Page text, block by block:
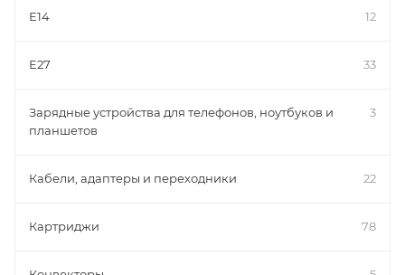
Е14 12
Е27 33
Зарядные устройства для телефонов, ноутбуков и
планшетов
3
Кабели, адаптеры и переходники 22
Картриджи 78